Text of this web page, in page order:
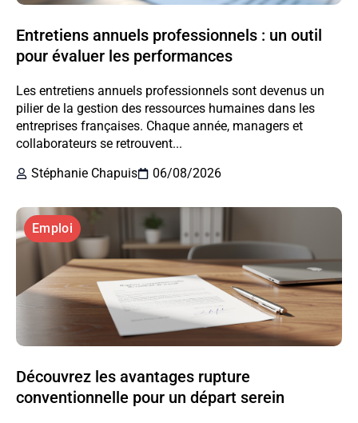
Entretiens annuels professionnels : un outil
pour évaluer les performances
Les entretiens annuels professionnels sont devenus un
pilier de la gestion des ressources humaines dans les
entreprises françaises. Chaque année, managers et
collaborateurs se retrouvent...
Stéphanie Chapuis
06/08/2026
Emploi
Découvrez les avantages rupture
conventionnelle pour un départ serein